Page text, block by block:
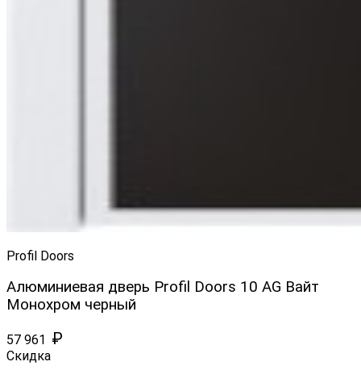
Profil Doors
Алюминиевая дверь Profil Doors 10 AG Вайт
Монохром черный
57 961 ₽
Скидка